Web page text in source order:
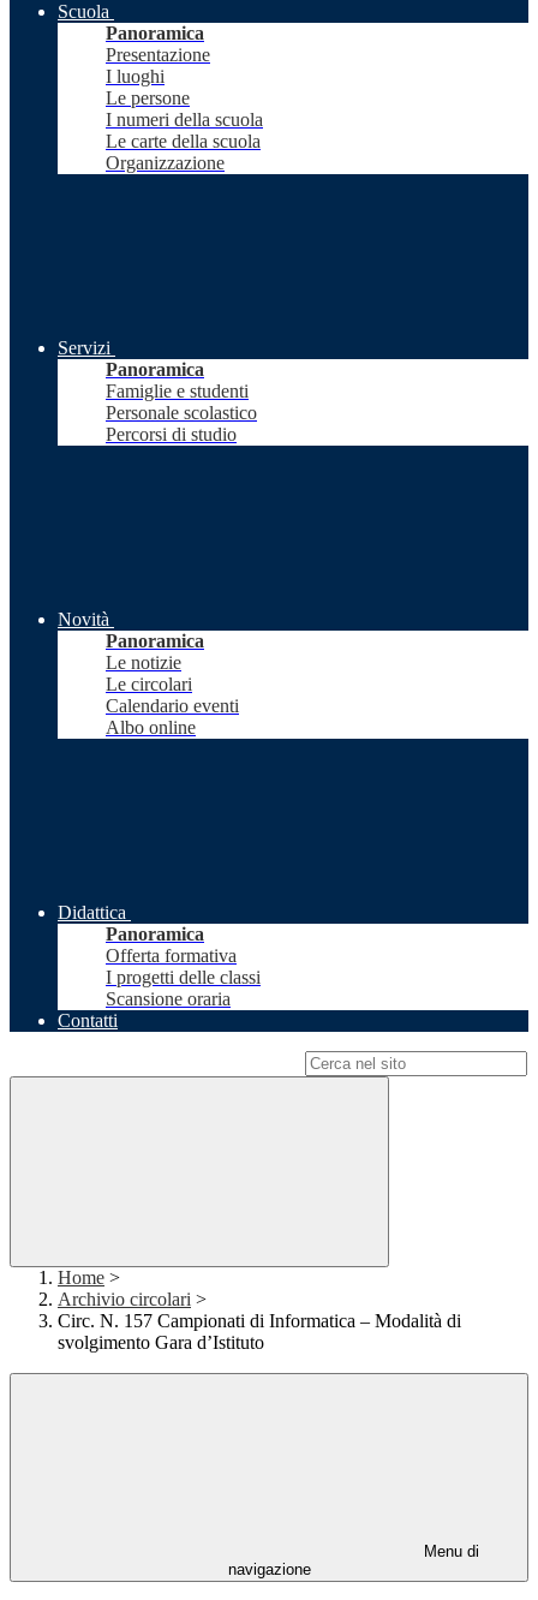
Scuola
Panoramica
Presentazione
I luoghi
Le persone
I numeri della scuola
Le carte della scuola
Organizzazione
Servizi
Panoramica
Famiglie e studenti
Personale scolastico
Percorsi di studio
Novità
Panoramica
Le notizie
Le circolari
Calendario eventi
Albo online
Didattica
Panoramica
Offerta formativa
I progetti delle classi
Scansione oraria
Contatti
Home >
Archivio circolari >
Circ. N. 157 Campionati di Informatica – Modalità di
svolgimento Gara d’Istituto
Menu di
navigazione